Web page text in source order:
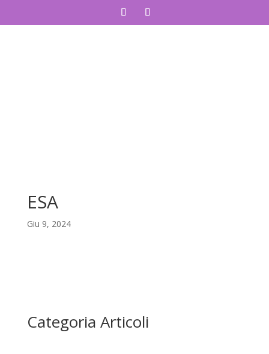
ESA
Giu 9, 2024
Categoria Articoli